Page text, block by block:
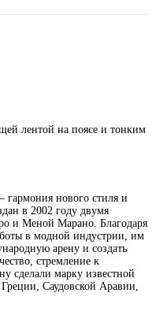
лентой на поясе и тонким
гармония нового стиля и
в 2002 году двумя
и Меной Марано. Благодаря
в модной индустрии, им
арену и создать
стремление к
сделали марку известной
Саудовской Аравии,